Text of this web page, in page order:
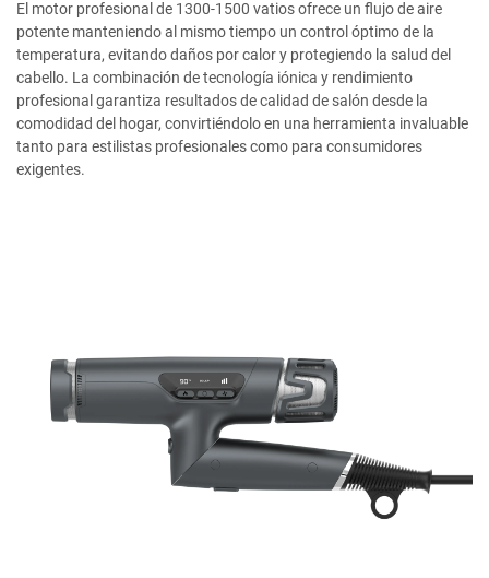
El motor profesional de 1300-1500 vatios ofrece un flujo de aire
potente manteniendo al mismo tiempo un control óptimo de la
temperatura, evitando daños por calor y protegiendo la salud del
cabello. La combinación de tecnología iónica y rendimiento
profesional garantiza resultados de calidad de salón desde la
comodidad del hogar, convirtiéndolo en una herramienta invaluable
tanto para estilistas profesionales como para consumidores
exigentes.